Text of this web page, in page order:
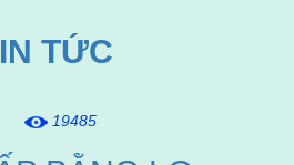
TỨC
19485